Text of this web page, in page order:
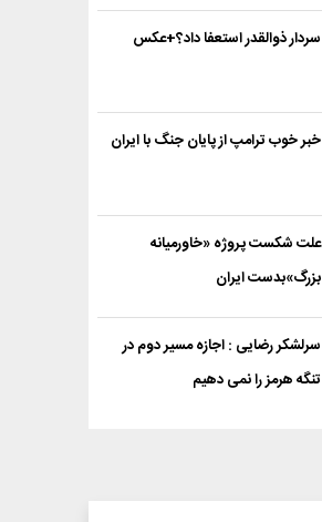
سردار ذوالقدر استعفا داد؟+عکس
خبر خوب ترامپ از پایان جنگ با ایران
علت شکست پروژه «خاورمیانه
بزرگ»بدست ایران
سرلشکر رضایی : اجازه مسیر دوم در
تنگه هرمز را نمی دهیم